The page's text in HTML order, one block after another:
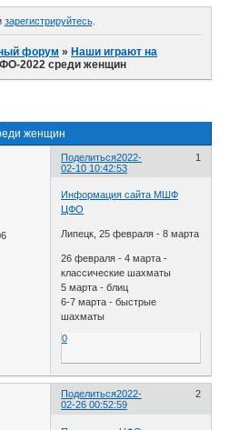
зарегистрируйтесь.
форум »Наши играют на
2022 среди женщин
женщин
Поделиться 1
2022-
02-10 10:42:53
Информация сайта МШФ
ЦФО
Липецк, 25 февраля - 8 марта
26 февраля - 4 марта -
классические шахматы
5 марта - блиц
6-7 марта - быстрые
шахматы
0
Поделиться 2
2022-
02-26 00:52:59